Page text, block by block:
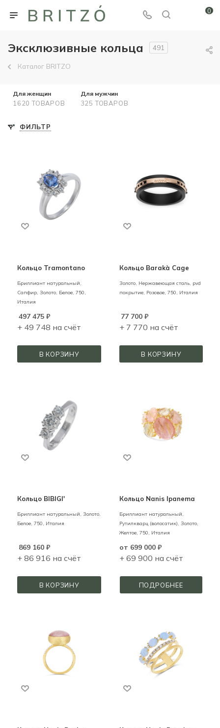
0
Эксклюзивные кольца 491
Каталог BRITZO
Для женщин
1620 ТОВАРОВ
Для мужчин
325 ТОВАРОВ
ФИЛЬТР
Кольцо Tramontano
Бриллиант натуральный,
Сапфир, Золото, Белое, 750,
Италия
497 475 ₽
+ 49 748 на счёт
В КОРЗИНУ
Кольцо Barakà Cage
Золото, Нержавеющая сталь, pvd
покрытие, Розовое, 750, Италия
77 700₽
+ 7 770 на счёт
В КОРЗИНУ
Кольцо BIBIGI'
Бриллиант натуральный, Золото,
Белое, 750, Италия
869 160 ₽
+ 86 916 на счёт
В КОРЗИНУ
Кольцо Nanis Ipanema
Бриллиант натуральный,
Рутилкварц (волосатик), Золото,
Желтое, 750, Италия
от 699 000 ₽
+ 69 900 на счёт
ПОДРОБНЕЕ